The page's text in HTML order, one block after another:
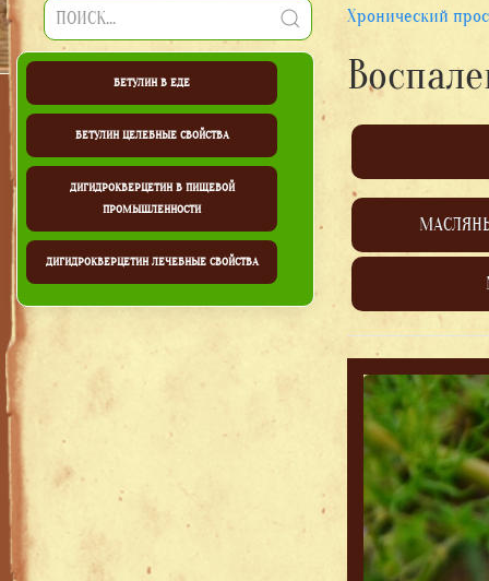
БЕТУЛИН В ЕДЕ
БЕТУЛИН ЦЕЛЕБНЫЕ СВОЙСТВА
ДИГИДРОКВЕРЦЕТИН В ПИЩЕВОЙ
ПРОМЫШЛЕННОСТИ
ДИГИДРОКВЕРЦЕТИН ЛЕЧЕБНЫЕ СВОЙСТВА
Хронический